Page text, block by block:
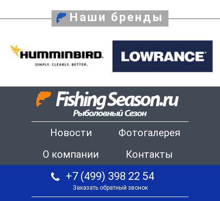
Наши бренды
Новости
Фотогалерея
О компании
Контакты
+7 (499) 398 22 54
Заказать обратный звонок